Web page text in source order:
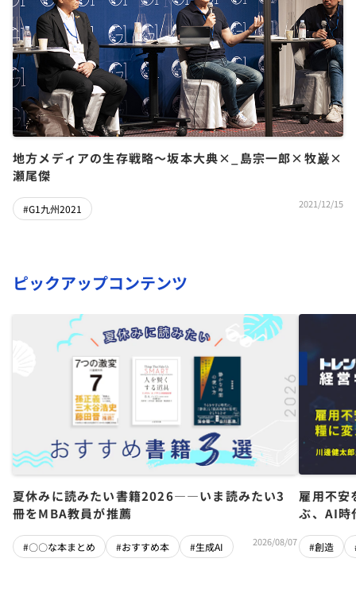
地方メディアの生存戦略〜坂本大典×_島宗一郎×牧巌×
瀬尾傑
#G1九州2021 2021/12/15
ピックアップコンテンツ
夏休みに読みたい書籍2026――いま読みたい3
冊をMBA教員が推薦
#〇〇な本まとめ #おすすめ本 #生成AI 2026/08/07
雇用不
ぶ、AI時
#創造